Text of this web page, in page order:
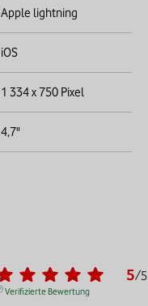
Apple lightning
iOS
1 334 x 750 Pixel
4,7"
5/5
Verifizierte Bewertung